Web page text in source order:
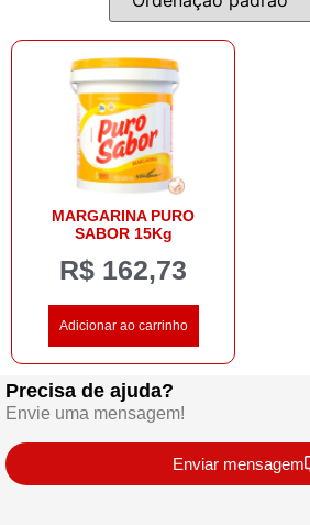
MARGARINA PURO
SABOR 15Kg
R$ 162,73
Adicionar ao carrinho
Precisa de ajuda?
Envie uma mensagem!
Enviar mensagem